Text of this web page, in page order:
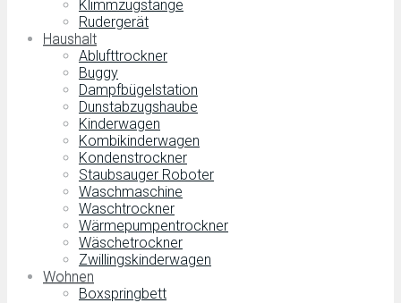
Klimmzugstange
Rudergerät
Haushalt
Ablufttrockner
Buggy
Dampfbügelstation
Dunstabzugshaube
Kinderwagen
Kombikinderwagen
Kondenstrockner
Staubsauger Roboter
Waschmaschine
Waschtrockner
Wärmepumpentrockner
Wäschetrockner
Zwillingskinderwagen
Wohnen
Boxspringbett